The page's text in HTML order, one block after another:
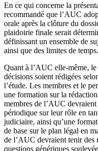
En ce qui concerne la
recommandé que l’AUC
orale après la clôture du
plaidoirie finale serait
définissant un ensemble de
ainsi que des limites de temps.
Quant à l’AUC elle-même,
décisions soient rédigées
l’étude. Les membres et le
une formation sur la
membres de l’AUC
périodique sur leur rôle en
judiciaire, ainsi qu’une
de base sur le plan légal en
de l’AUC devraient tenir des
questions génériques